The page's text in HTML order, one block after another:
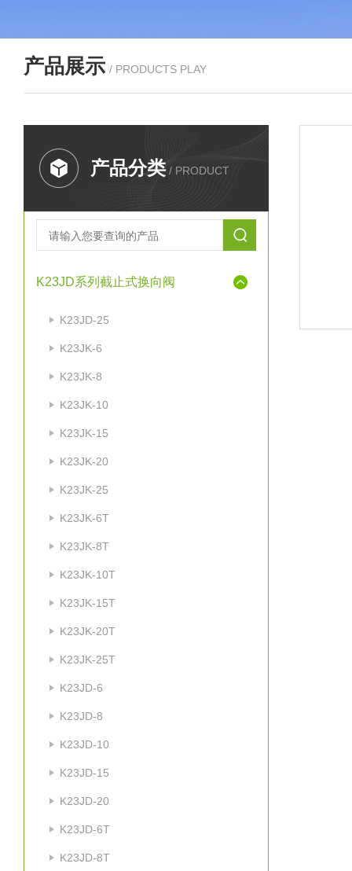
产品展示 / PRODUCTS PLAY
产品分类 / PRODUCT
K23JD系列截止式换向阀
K23JD-25
K23JK-6
K23JK-8
K23JK-10
K23JK-15
K23JK-20
K23JK-25
K23JK-6T
K23JK-8T
K23JK-10T
K23JK-15T
K23JK-20T
K23JK-25T
K23JD-6
K23JD-8
K23JD-10
K23JD-15
K23JD-20
K23JD-6T
K23JD-8T